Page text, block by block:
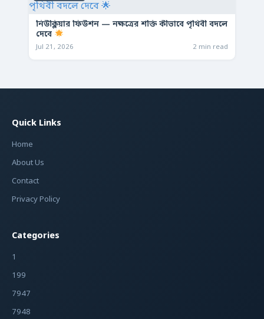
নিউক্লিয়ার ফিউশন — নক্ষত্রের শক্তি কীভাবে পৃথিবী বদলে
দেবে
Jul 21, 2026 2 min read
Quick Links
Home
About Us
Contact
Privacy Policy
Categories
1
199
7947
7948